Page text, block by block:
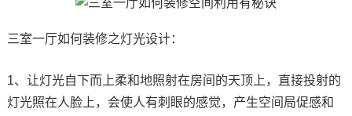
三室一厅如何装修之灯光设计：
1、让灯光自下而上柔和地照射在房间的天顶上，直接投射的
灯光照在人脸上，会使人有刺眼的感觉，产生空间局促感和